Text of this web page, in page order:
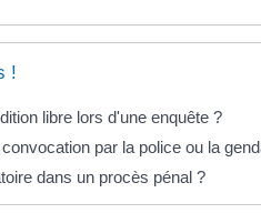
!
libre lors d'une enquête ?
par la police ou la
dans un procès pénal ?